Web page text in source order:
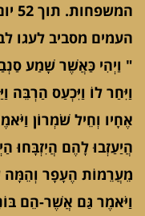
המשפחות. תוך 52 יום נשלמה המלאכה.
העמים מסביב לעגו
" וַיְהִי כַּאֲשֶׁר שָׁמַע
וַיִּחַר לוֹ וַיִּכְעַס הַרְבֵּה
אֶחָיו וְחֵיל שֹׁמְרוֹן
הֲיַעַזְבוּ לָהֶם הֲיִזְבָּחוּ
מֵעֲרֵמוֹת הֶעָפָר וְהֵמָּה
וַיֹּאמֶר גַּם אֲשֶׁר-הֵם